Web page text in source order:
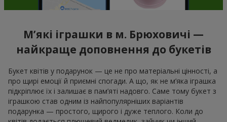
М’які іграшки в м. Брюховичі —
найкраще доповнення до букетів
Букет квітів у подарунок — це не про матеріальні цінності, а
про щирі емоції й приємні спогади. А що, як не м’яка іграшка
підкріплює їх і залишає в пам’яті надовго. Саме тому букет з
іграшкою став одним із найпопулярніших варіантів
подарунка — простого, щирого і дуже теплого. Коли до